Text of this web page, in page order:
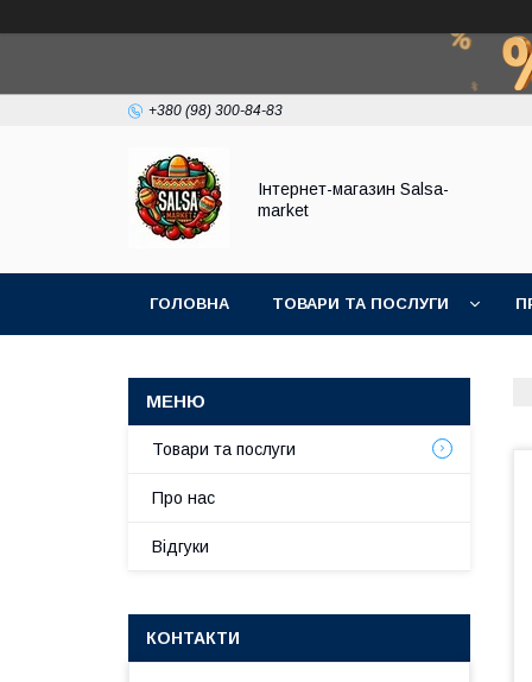
+380 (98) 300-84-83
Інтернет-магазин Salsa-
market
ГОЛОВНА ТОВАРИ ТА ПОСЛУГИ
Товари та послуги
Про нас
Відгуки
КОНТАКТИ